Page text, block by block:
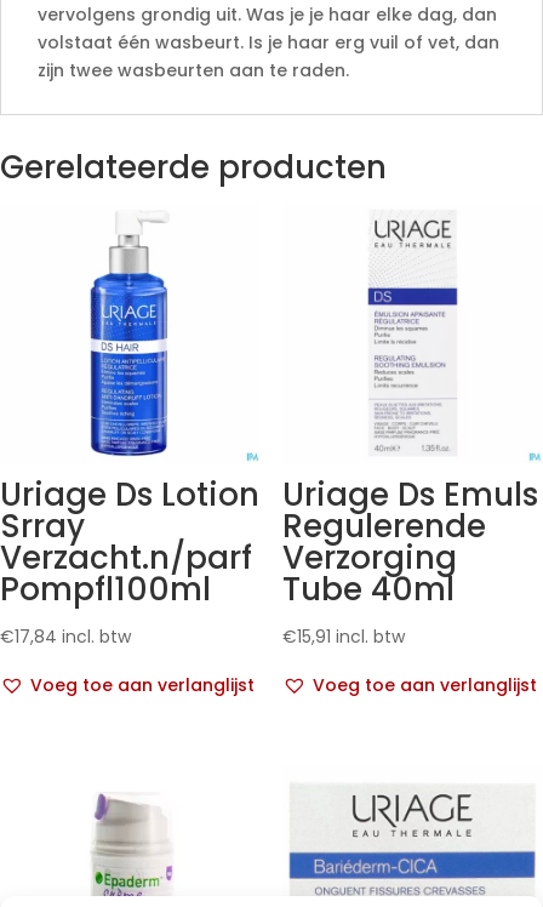
vervolgens grondig uit. Was je je haar elke dag, dan
volstaat één wasbeurt. Is je haar erg vuil of vet, dan
zijn twee wasbeurten aan te raden.
Gerelateerde producten
Uriage Ds Lotion
Srray
Verzacht.n/parf
Pompfl100ml
€17,84 incl. btw
Voeg toe aan verlanglijst
Uriage Ds Emuls
Regulerende
Verzorging
Tube 40ml
€15,91 incl. btw
Voeg toe aan verlanglijst